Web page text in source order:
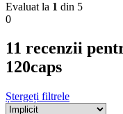
Evaluat la 1 din 5
0
11 recenzii
120caps
Ștergeți filtrele